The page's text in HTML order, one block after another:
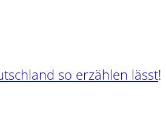
so erzählen lässt!